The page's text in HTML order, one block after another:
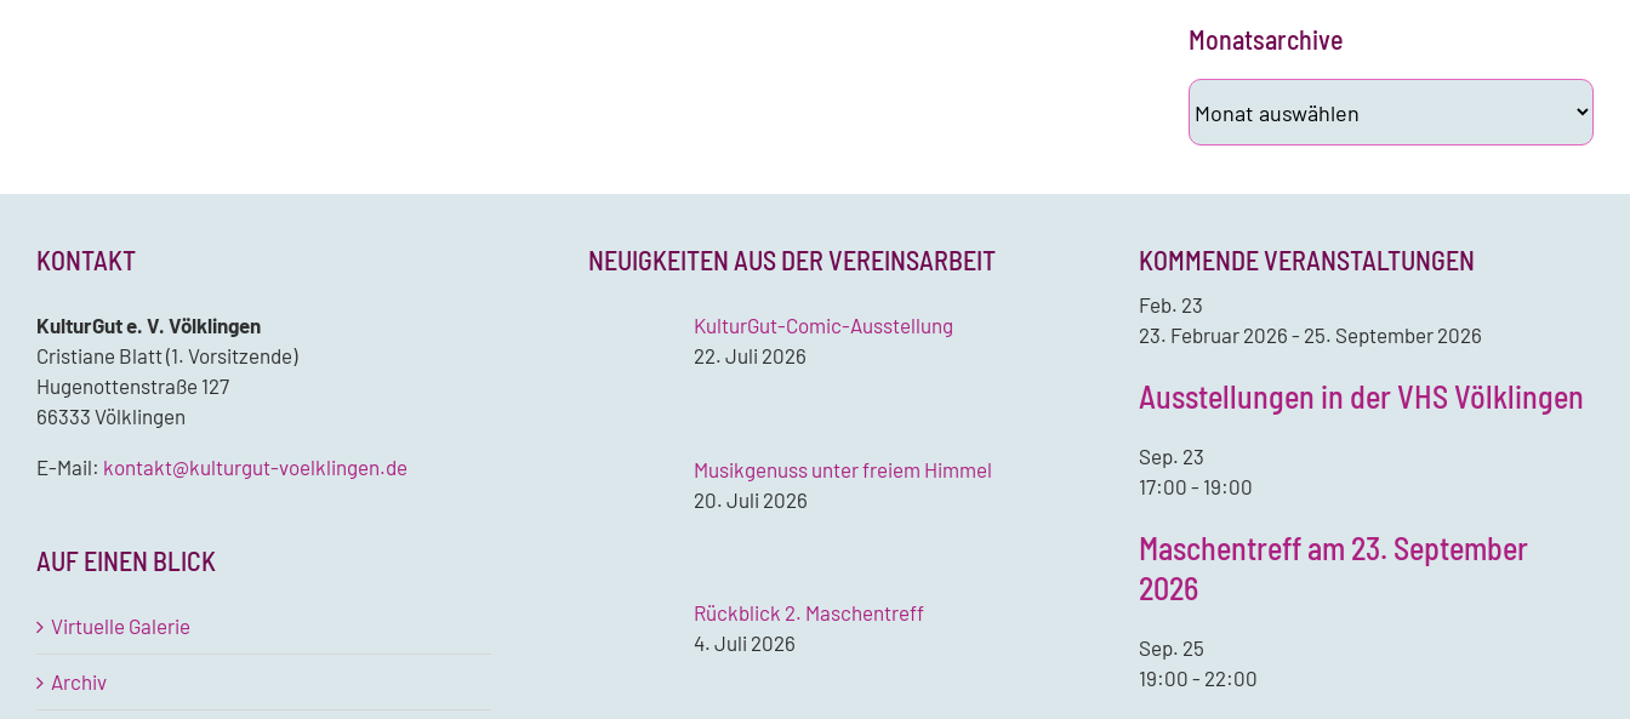
Monatsarchive
Monatsarchive
KONTAKT
KulturGut e. V. Völklingen
Cristiane Blatt (1. Vorsitzende)
Hugenottenstraße 127
66333 Völklingen
E-Mail: kontakt@kulturgut-voelklingen.de
AUF EINEN BLICK
Virtuelle Galerie
Archiv
NEUIGKEITEN AUS DER VEREINSARBEIT
KulturGut-Comic-Ausstellung
22. Juli 2026
Musikgenuss unter freiem Himmel
20. Juli 2026
Rückblick 2. Maschentreff
4. Juli 2026
KOMMENDE VERANSTALTUNGEN
Feb. 23
23. Februar 2026 - 25. September 2026
Ausstellungen in der VHS Völklingen
Sep. 23
17:00 - 19:00
Maschentreff am 23. September
2026
Sep. 25
19:00 - 22:00